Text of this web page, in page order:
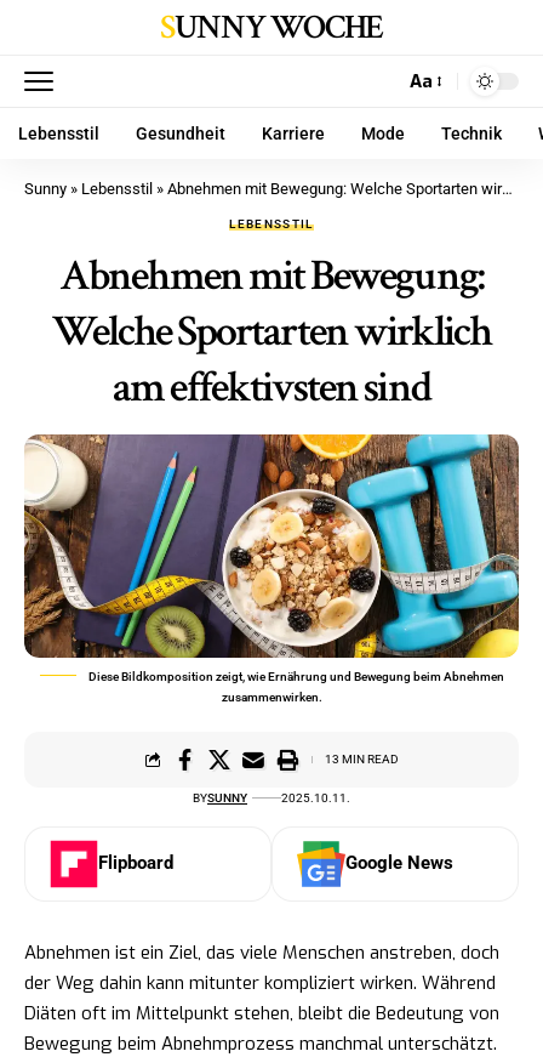
SUNNY WOCHE
Aa
Lebensstil Gesundheit Karriere Mode Technik
Sunny » Lebensstil » Abnehmen mit Bewegung: Welche Sportarten wirklich am effektivsten sind
LEBENSSTIL
Abnehmen mit Bewegung:
Welche Sportarten wirklich
am effektivsten sind
Diese Bildkomposition zeigt, wie Ernährung und Bewegung beim Abnehmen
zusammenwirken.
BYSUNNY 2025.10.11.
13 MIN READ
Flipboard Google News
Abnehmen ist ein Ziel, das viele Menschen anstreben, doch
der Weg dahin kann mitunter kompliziert wirken. Während
Diäten oft im Mittelpunkt stehen, bleibt die Bedeutung von
Bewegung beim Abnehmprozess manchmal unterschätzt.